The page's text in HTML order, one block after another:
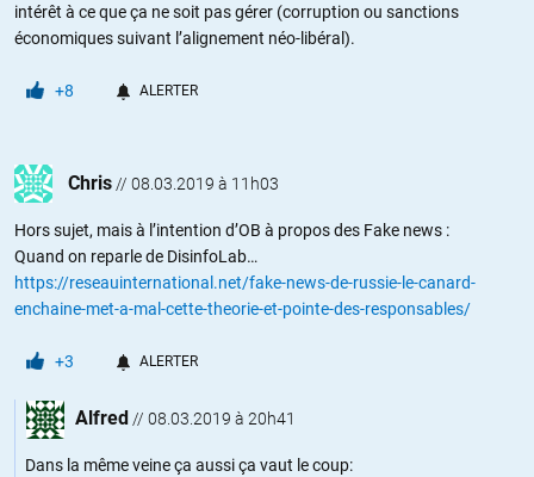
intérêt à ce que ça ne soit pas gérer (corruption ou sanctions
économiques suivant l’alignement néo-libéral).
+8 ALERTER
Chris // 08.03.2019 à 11h03
Hors sujet, mais à l’intention d’OB à propos des Fake news :
Quand on reparle de DisinfoLab…
https://reseauinternational.net/fake-news-de-russie-le-canard-
enchaine-met-a-mal-cette-theorie-et-pointe-des-responsables/
+3 ALERTER
Alfred // 08.03.2019 à 20h41
Dans la même veine ça aussi ça vaut le coup: